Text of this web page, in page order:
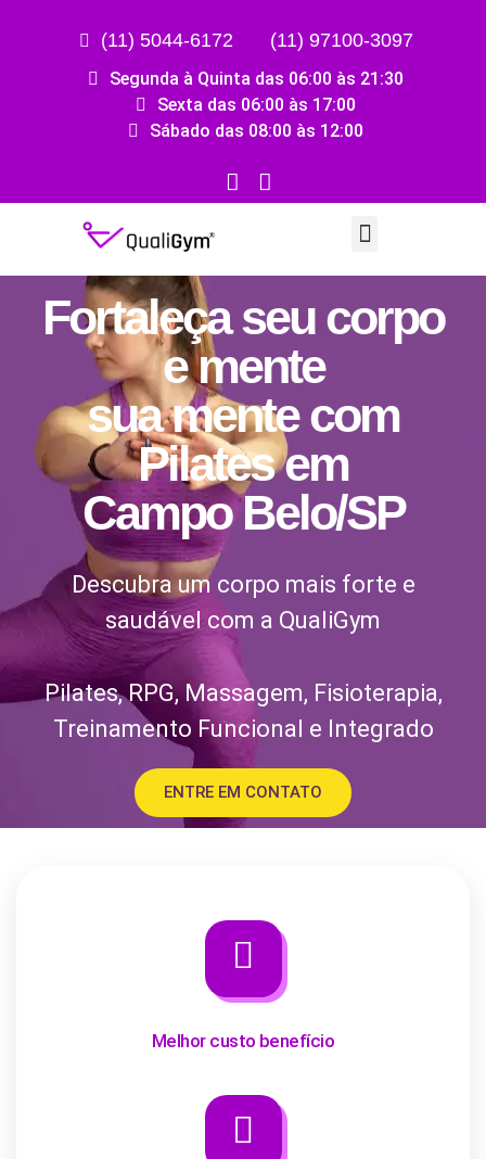
(11) 5044-6172 (11) 97100-3097
Segunda à Quinta das 06:00 às 21:30
Sexta das 06:00 às 17:00
Sábado das 08:00 às 12:00
Fortaleça seu corpo
e mente
sua mente com
Pilates em
Campo Belo/SP
Descubra um corpo mais forte e
saudável com a QualiGym
Pilates, RPG, Massagem, Fisioterapia,
Treinamento Funcional e Integrado
ENTRE EM CONTATO
Melhor custo benefício